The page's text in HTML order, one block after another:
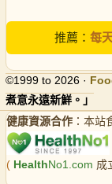
推薦： 每
©1999 to 2026 ·
煮意永遠新鮮。」
健康資源合作 ：本站
( HealthNo1.com 成